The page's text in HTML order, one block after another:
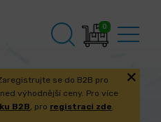
0
se do B2B pro
výhodnější ceny. Pro více
B2B, pro registraci zde.